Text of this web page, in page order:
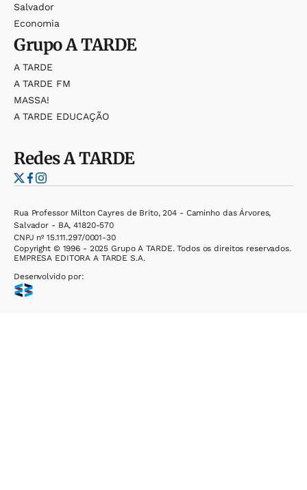
Salvador
Economia
GrupoA TARDE
A TARDE
A TARDE FM
MASSA!
A TARDE EDUCAÇÃO
RedesA TARDE
Rua Professor Milton Cayres de Brito, 204 - Caminho das Árvores,
Salvador - BA, 41820-570
CNPJ nº 15.111.297/0001-30
Copyright © 1996 - 2025 Grupo A TARDE. Todos os direitos reservados.
EMPRESA EDITORA A TARDE S.A.
Desenvolvido por: